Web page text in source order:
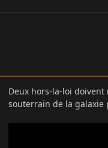
Deux hors-la-loi
souterrain de la